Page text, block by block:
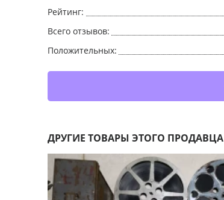
Рейтинг:
Всего отзывов:
Положительных:
ДРУГИЕ ТОВАРЫ ЭТОГО ПРОДАВЦА